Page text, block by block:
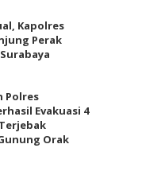
Kapolres
Perak
Polres
Evakuasi 4
Orak